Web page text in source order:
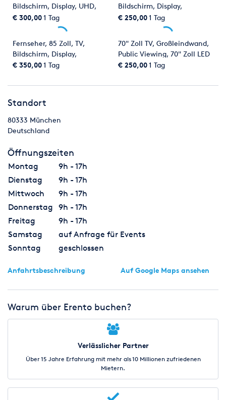
Bildschirm, Display, UHD,
Ultra HD, 4K, Full HD, LED,
€ 300,001 Tag
Bildschirm, Display,
Samsung, Full HD LED,
Leinwand, LED, Public
Special, TV
€ 250,001 Tag
Fernseher, 85 Zoll, TV,
Bildschirm, Display,
Samsung, Full HD LED,
Viewing, WM, Fussball, Wm
€ 350,001 Tag
70" Zoll TV, Großleindwand,
Public Viewing, 70" Zoll LED
TV Messe TV Schulung
€ 250,001 Tag
Standort
80333 München
Deutschland
Öffnungszeiten
Montag
9h - 17h
Dienstag
9h - 17h
Mittwoch
9h - 17h
Donnerstag
9h - 17h
Freitag
9h - 17h
Samstag
auf Anfrage für Events
Sonntag
geschlossen
Anfahrtsbeschreibung Auf Google Maps ansehen
Warum über Erento buchen?
Verlässlicher Partner
Über 15 Jahre Erfahrung mit mehr als 10 Millionen zufriedenen
Mietern.